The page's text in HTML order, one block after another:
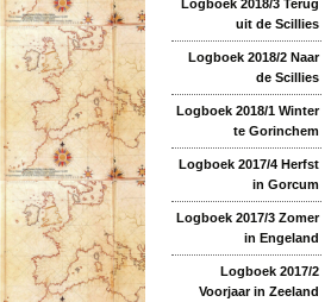
Logboek 2018/3 Terug
uit de Scillies
Logboek 2018/2 Naar
de Scillies
Logboek 2018/1 Winter
te Gorinchem
Logboek 2017/4 Herfst
in Gorcum
Logboek 2017/3 Zomer
in Engeland
Logboek 2017/2
Voorjaar in Zeeland